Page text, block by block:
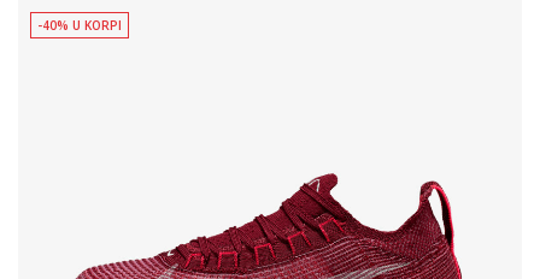
-40% U KORPI